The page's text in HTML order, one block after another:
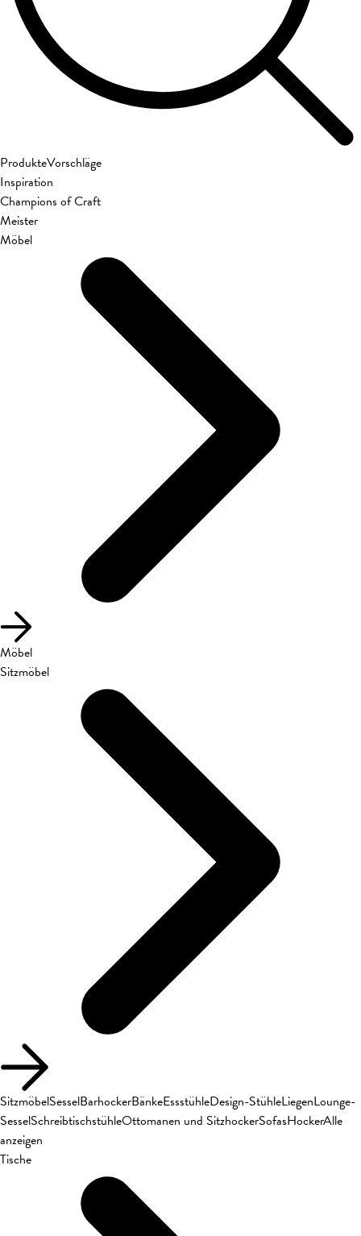
ProdukteVorschläge
Inspiration
Champions of Craft
Meister
Möbel
Möbel
Sitzmöbel
SitzmöbelSesselBarhockerBänkeEssstühleDesign-StühleLiegenLounge-
SesselSchreibtischstühleOttomanen und SitzhockerSofasHockerAlle
anzeigen
Tische